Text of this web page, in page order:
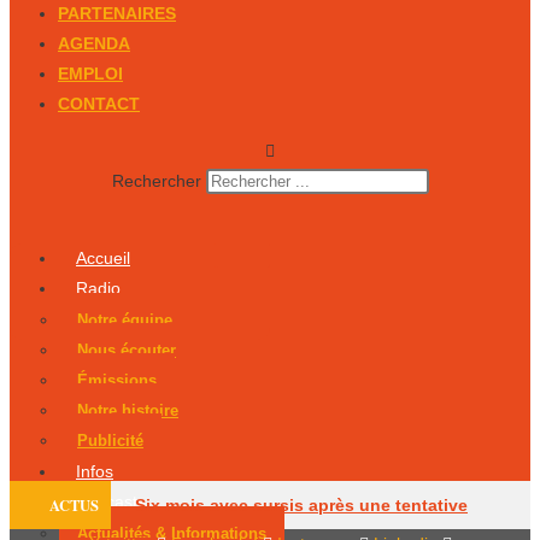
PARTENAIRES
AGENDA
EMPLOI
CONTACT
Rechercher
Accueil
Radio
Notre équipe
Nous écouter
Émissions
Notre histoire
Publicité
Infos
Podcasts
Actualités & Informations
ACTUS Six mois avec sursis après une tentative